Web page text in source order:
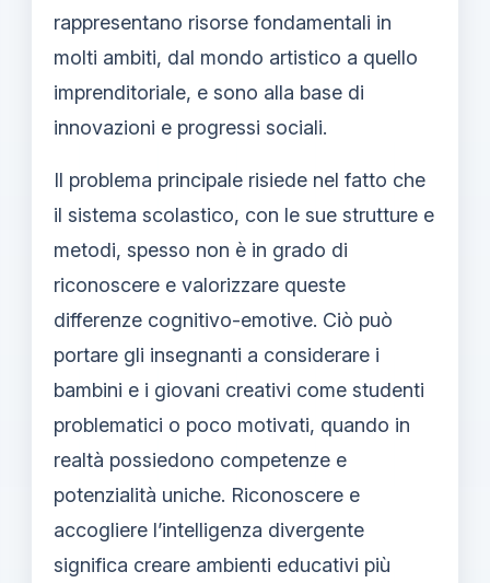
rappresentano risorse fondamentali in
molti ambiti, dal mondo artistico a quello
imprenditoriale, e sono alla base di
innovazioni e progressi sociali.
Il problema principale risiede nel fatto che
il sistema scolastico, con le sue strutture e
metodi, spesso non è in grado di
riconoscere e valorizzare queste
differenze cognitivo-emotive. Ciò può
portare gli insegnanti a considerare i
bambini e i giovani creativi come studenti
problematici o poco motivati, quando in
realtà possiedono competenze e
potenzialità uniche. Riconoscere e
accogliere l’intelligenza divergente
significa creare ambienti educativi più